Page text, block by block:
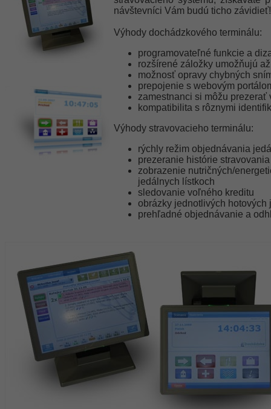
návštevníci Vám budú ticho závidieť!
Výhody dochádzkového terminálu:
programovateľné funkcie a
rozšírené záložky umožňujú
možnosť opravy chybných
prepojenie s webovým
zamestnanci si môžu
kompatibilita s rôznymi
Výhody stravovacieho terminálu:
rýchly režim objednávania
prezeranie histórie stravovania
zobrazenie nutričných/
jedálnych lístkoch
sledovanie voľného kreditu
obrázky jednotlivých hotových
prehľadné objednávanie a